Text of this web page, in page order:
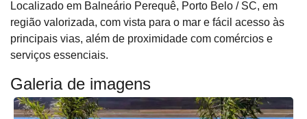
Localizado em Balneário Perequê, Porto Belo / SC, em
região valorizada, com vista para o mar e fácil acesso às
principais vias, além de proximidade com comércios e
serviços essenciais.
Galeria de imagens